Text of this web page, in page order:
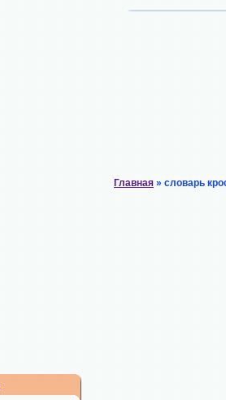
Главная » словарь